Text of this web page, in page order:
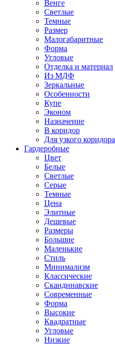
Венге
Светлые
Темные
Размер
Малогабаритные
Форма
Угловые
Отделка и материал
Из МДФ
Зеркальные
Особенности
Купе
Эконом
Назначение
В коридор
Для узкого коридора
Гардеробные
Цвет
Белые
Светлые
Серые
Темные
Цена
Элитные
Дешевые
Размеры
Большие
Маленькие
Стиль
Минимализм
Классические
Скандинавские
Современные
Форма
Высокие
Квадратные
Угловые
Низкие